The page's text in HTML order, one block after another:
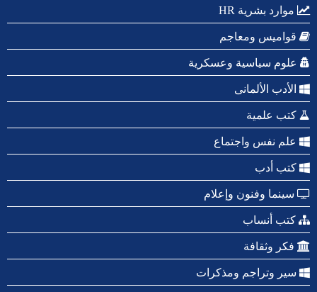
موارد بشرية HR
قواميس ومعاجم
علوم سياسية وعسكرية
الأدب الألمانى
كتب علمية
علم نفس واجتماع
كتب أدب
سينما وفنون وإعلام
كتب أنساب
فكر وثقافة
سير وتراجم ومذكرات